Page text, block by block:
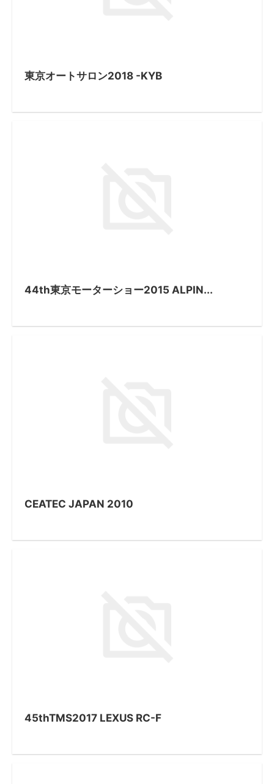
東京オートサロン2018 -KYB
44th東京モーターショー2015 ALPIN...
CEATEC JAPAN 2010
45thTMS2017 LEXUS RC-F